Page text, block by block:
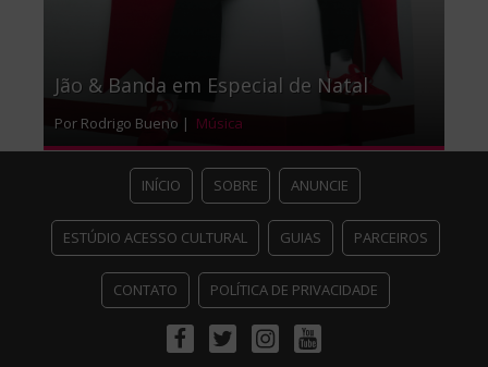
Jão & Banda em Especial de Natal
Por Rodrigo Bueno | Música
INÍCIO SOBRE ANUNCIE
ESTÚDIO ACESSO CULTURAL GUIAS PARCEIROS
CONTATO POLÍTICA DE PRIVACIDADE
FacebookTwitterInstagramYoutube